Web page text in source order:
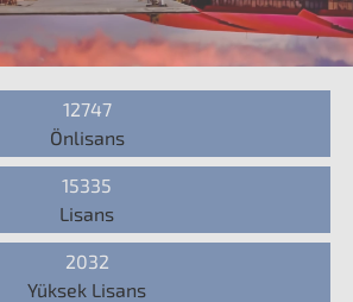
12747
Önlisans
15335
Lisans
2032
Yüksek Lisans